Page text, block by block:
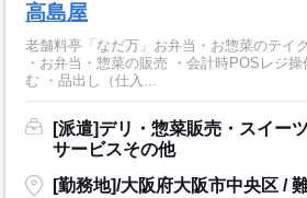
高島屋
老舗料亭「なだ万」お弁当・お惣菜のテイ
・お弁当・惣菜の販売 ・会計時POSレジ
む ・品出し（仕入...
[派遣]デリ・惣菜販売・スイー
サービスその他
[勤務地]/大阪府大阪市中央区 /